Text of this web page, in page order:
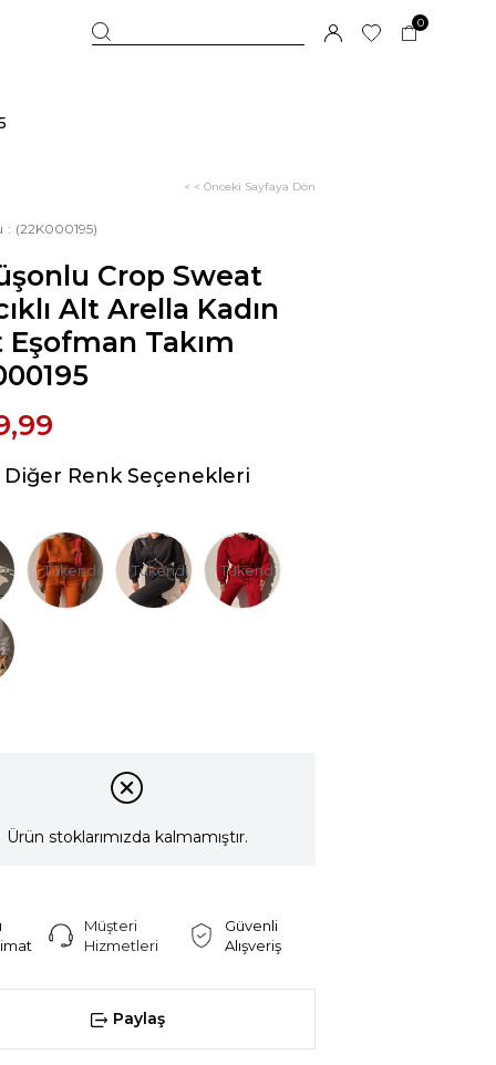
0
< < Önceki Sayfaya Dön
(22K000195)
Crop Sweat
Alt Arella Kadın
Eşofman Takım
Diğer Renk Seçenekleri
Tükendi Tükendi Tükendi
Ürün stoklarımızda kalmamıştır.
Müşteri
Hizmetleri
Güvenli
Alışveriş
Paylaş